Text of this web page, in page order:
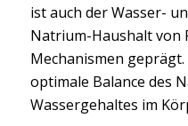
ist auch der Wasser-
Natrium-Haushalt von
Mechanismen
optimale Balance des
Wassergehaltes im